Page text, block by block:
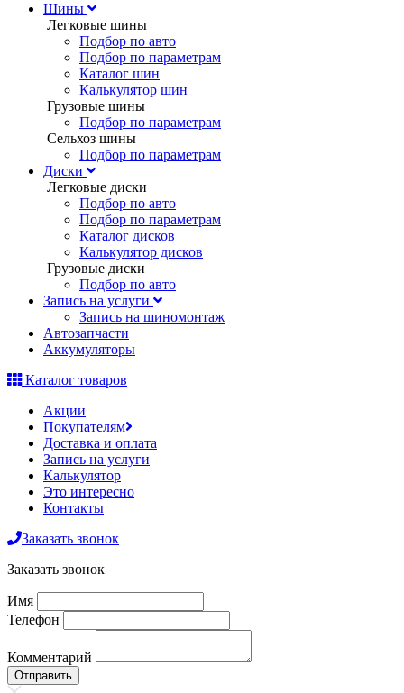
Шины
Легковые шины
Подбор по авто
Подбор по параметрам
Каталог шин
Калькулятор шин
Грузовые шины
Подбор по параметрам
Сельхоз шины
Подбор по параметрам
Диски
Легковые диски
Подбор по авто
Подбор по параметрам
Каталог дисков
Калькулятор дисков
Грузовые диски
Подбор по авто
Запись на услуги
Запись на шиномонтаж
Автозапчасти
Аккумуляторы
Каталог товаров
Акции
Покупателям
Доставка и оплата
Запись на услуги
Калькулятор
Это интересно
Контакты
Заказать звонок
Заказать звонок
Имя
Телефон
Комментарий
Отправить